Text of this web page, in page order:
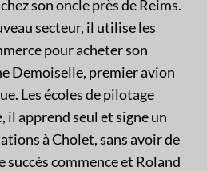
son oncle près de Reims.
secteur, il utilise les
pour acheter son
Demoiselle, premier avion
Les écoles de pilotage
il apprend seul et signe un
à Cholet, sans avoir de
succès commence et Roland